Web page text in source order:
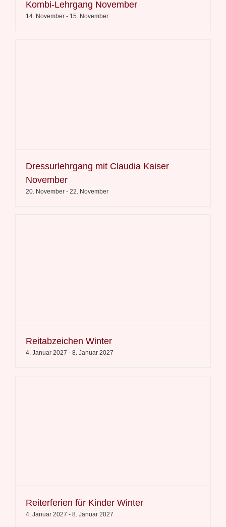
Kombi-Lehrgang November
14. November - 15. November
Dressurlehrgang mit Claudia Kaiser
November
20. November - 22. November
Reitabzeichen Winter
4. Januar 2027 - 8. Januar 2027
Reiterferien für Kinder Winter
4. Januar 2027 - 8. Januar 2027